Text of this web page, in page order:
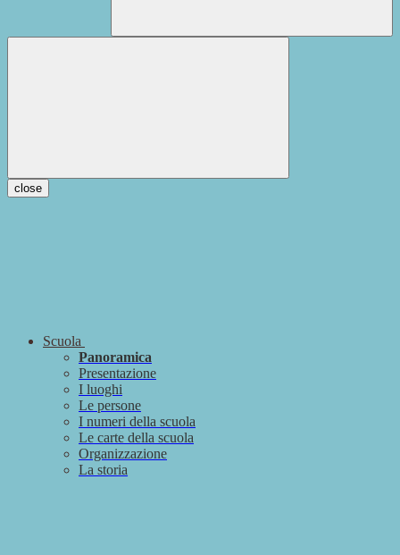
close
Scuola
Panoramica
Presentazione
I luoghi
Le persone
I numeri della scuola
Le carte della scuola
Organizzazione
La storia